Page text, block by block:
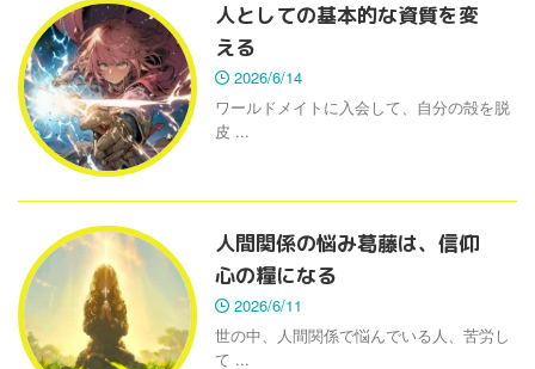
人としての基本的な資質を変
える
2026/6/14
ワールドメイトに入会して、自分の殻を脱
皮 ...
人間関係の悩み葛藤は、信仰
心の糧になる
2026/6/11
世の中、人間関係で悩んでいる人、苦労し
て ...